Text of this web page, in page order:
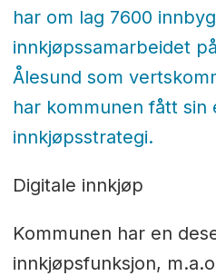
har om lag 7600
innkjøpssamarbeidet
Ålesund som
har kommunen fått sin
innkjøpsstrategi.
Digitale innkjøp
Kommunen har en
innkjøpsfunksjon,